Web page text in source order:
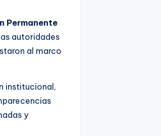
Permanente
autoridades
al marco
institucional,
y